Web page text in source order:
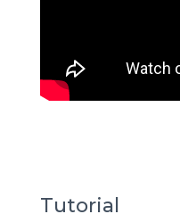
Tutorial